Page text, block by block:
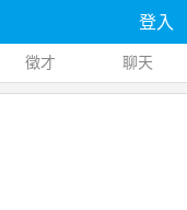
登入
徵才 聊天